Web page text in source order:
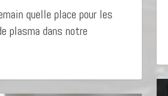
quelle place pour les
plasma dans notre